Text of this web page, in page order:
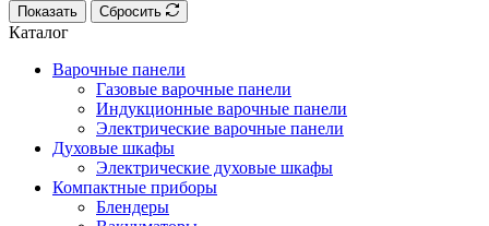
Показать Сбросить
Каталог
Варочные панели
Газовые варочные панели
Индукционные варочные панели
Электрические варочные панели
Духовые шкафы
Электрические духовые шкафы
Компактные приборы
Блендеры